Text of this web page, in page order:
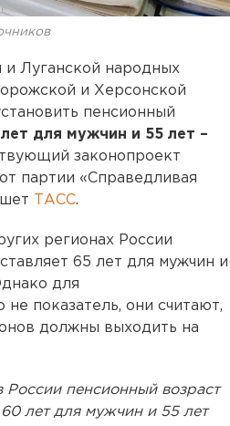
Луганской народных
и Херсонской
пенсионный
для мужчин и 55 лет –
законопроект
партии «Справедливая
ТАСС.
регионах России
65 лет для мужчин и
для
показатель, они считают,
должны выходить на
России пенсионный возраст
лет для мужчин и 55 лет